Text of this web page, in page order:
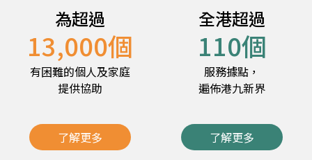
為超過
13,000個
有困難的個人及家庭
提供協助
了解更多
全港超過
110個
服務據點，
遍佈港九新界
了解更多